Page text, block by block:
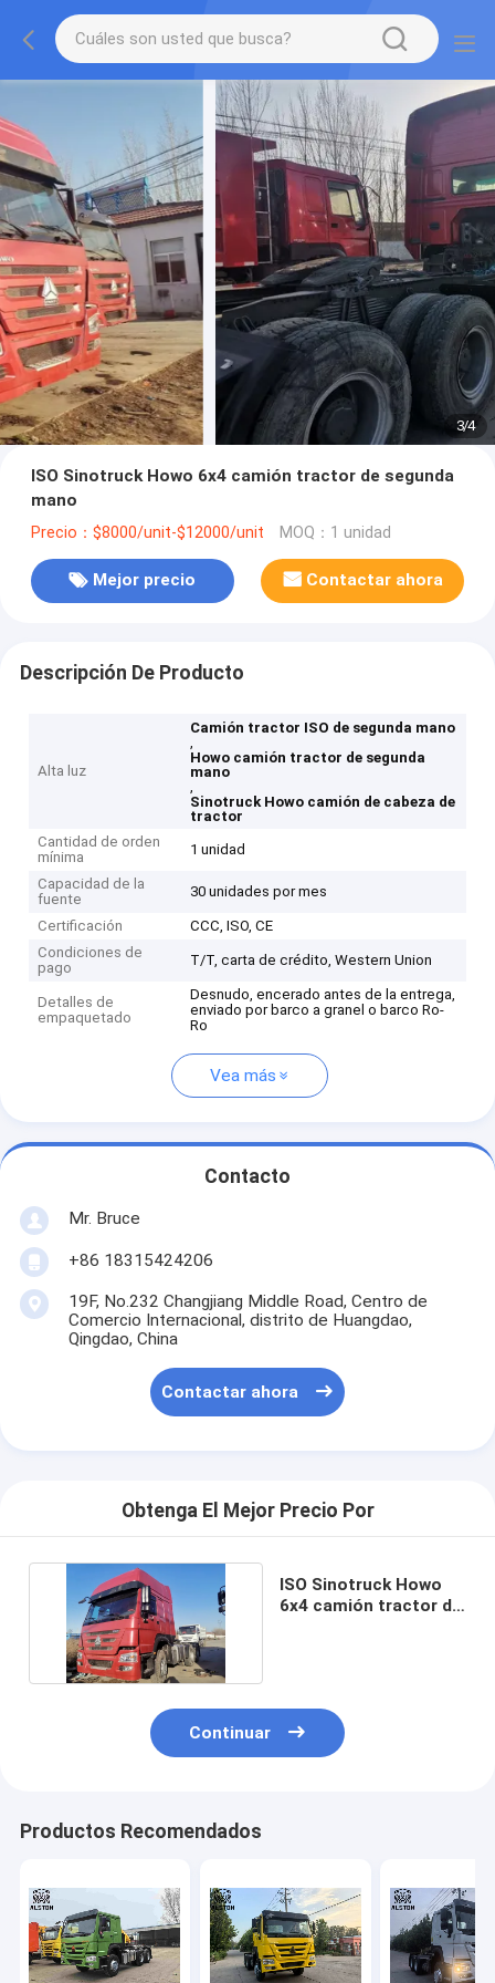
3/4
ISO Sinotruck Howo 6x4 camión tractor de segunda
mano
Precio：$8000/unit-$12000/unit MOQ：1 unidad
Mejor precio Contactar ahora
Descripción De Producto
Alta luz
Camión tractor ISO de segunda mano
,
Howo camión tractor de segunda
mano
,
Sinotruck Howo camión de cabeza de
tractor
Cantidad de orden
mínima
1 unidad
Capacidad de la
fuente
30 unidades por mes
Certificación
CCC, ISO, CE
Condiciones de
pago
T/T, carta de crédito, Western Union
Detalles de
empaquetado
Desnudo, encerado antes de la entrega,
enviado por barco a granel o barco Ro-
Ro
Vea más
Contacto
Mr. Bruce
+86 18315424206
19F, No.232 Changjiang Middle Road, Centro de
Comercio Internacional, distrito de Huangdao,
Qingdao, China
Contactar ahora
Obtenga El Mejor Precio Por
ISO Sinotruck Howo
6x4 camión tractor de
Continuar
Productos Recomendados